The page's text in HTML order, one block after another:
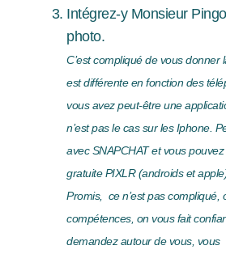
Intégrez-y Monsieur
photo.
C’est compliqué de vous
est différente en fonction des
vous avez peut-être une
n’est pas le cas sur lesIphone.
avec SNAPCHAT et vous pouvez
gratuite PIXLR (androids et
Promis, ce n’est pas
compétences, on vous fait
demandez autour de vous, vous